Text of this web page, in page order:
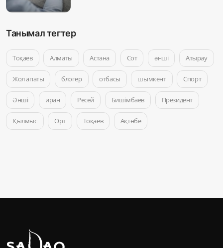
Танымал тегтер
Тоқаев Алматы Астана Сот әнші Атырау
Жол апаты блогер отбасы шымкент Спорт
Әнші иран Ресей Бишімбаев Президент
Қылмыс Өрт Тоқаев Ақтөбе